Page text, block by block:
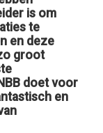
is om
te
en deze
groot
doet voor
en